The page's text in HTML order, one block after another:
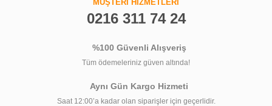
MÜŞTERİ HİZMETLERİ
0216 311 74 24
%100 Güvenli Alışveriş
Tüm ödemeleriniz güven altında!
Aynı Gün Kargo Hizmeti
Saat 12:00’a kadar olan siparişler için geçerlidir.